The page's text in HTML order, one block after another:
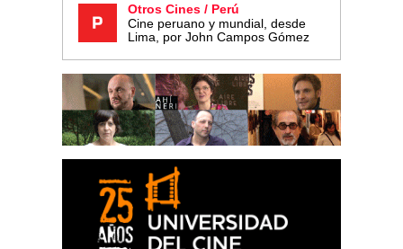
Otros Cines / Perú
Cine peruano y mundial, desde
Lima, por John Campos Gómez